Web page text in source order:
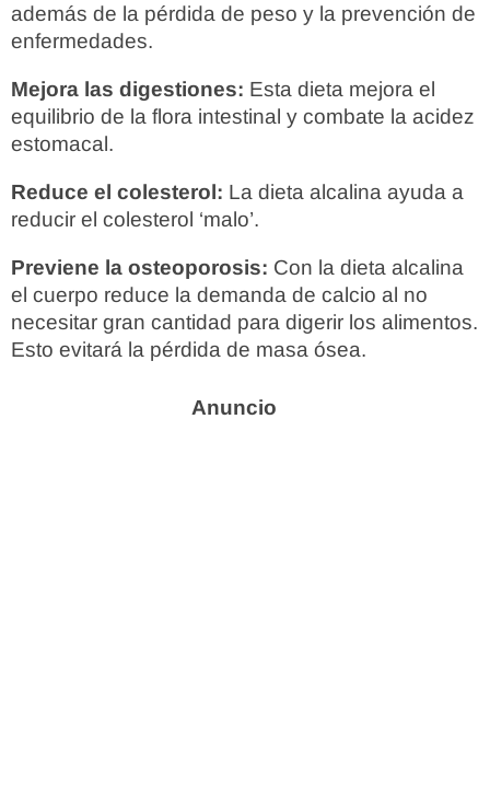
además de la pérdida de peso y la prevención de
enfermedades.
Mejora las digestiones: Esta dieta mejora el
equilibrio de la flora intestinal y combate la acidez
estomacal.
Reduce el colesterol: La dieta alcalina ayuda a
reducir el colesterol ‘malo’.
Previene la osteoporosis: Con la dieta alcalina
el cuerpo reduce la demanda de calcio al no
necesitar gran cantidad para digerir los alimentos.
Esto evitará la pérdida de masa ósea.